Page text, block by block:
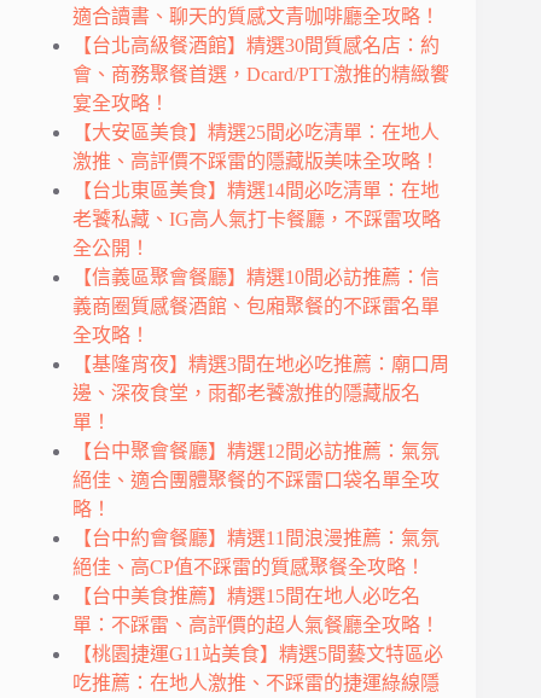
適合讀書、聊天的質感文青咖啡廳全攻略！
【台北高級餐酒館】精選30間質感名店：約
會、商務聚餐首選，Dcard/PTT激推的精緻饗
宴全攻略！
【大安區美食】精選25間必吃清單：在地人
激推、高評價不踩雷的隱藏版美味全攻略！
【台北東區美食】精選14間必吃清單：在地
老饕私藏、IG高人氣打卡餐廳，不踩雷攻略
全公開！
【信義區聚會餐廳】精選10間必訪推薦：信
義商圈質感餐酒館、包廂聚餐的不踩雷名單
全攻略！
【基隆宵夜】精選3間在地必吃推薦：廟口周
邊、深夜食堂，雨都老饕激推的隱藏版名
單！
【台中聚會餐廳】精選12間必訪推薦：氣氛
絕佳、適合團體聚餐的不踩雷口袋名單全攻
略！
【台中約會餐廳】精選11間浪漫推薦：氣氛
絕佳、高CP值不踩雷的質感聚餐全攻略！
【台中美食推薦】精選15間在地人必吃名
單：不踩雷、高評價的超人氣餐廳全攻略！
【桃園捷運G11站美食】精選5間藝文特區必
吃推薦：在地人激推、不踩雷的捷運綠線隱